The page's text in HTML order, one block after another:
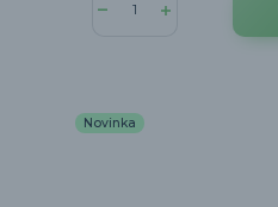
Novinka